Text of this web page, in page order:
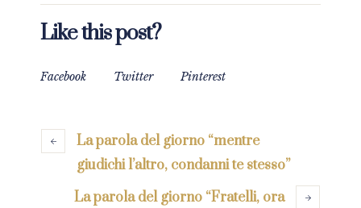
Like this post?
Facebook Twitter Pinterest
La parola del giorno “mentre
giudichi l’altro, condanni te stesso”
La parola del giorno “Fratelli, ora